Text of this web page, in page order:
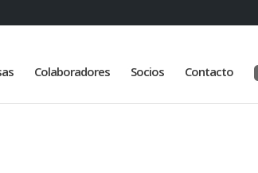
Colaboradores Socios Contacto